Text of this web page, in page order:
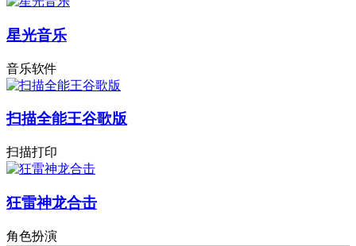
星光音乐
音乐软件
扫描全能王谷歌版
扫描打印
狂雷神龙合击
角色扮演